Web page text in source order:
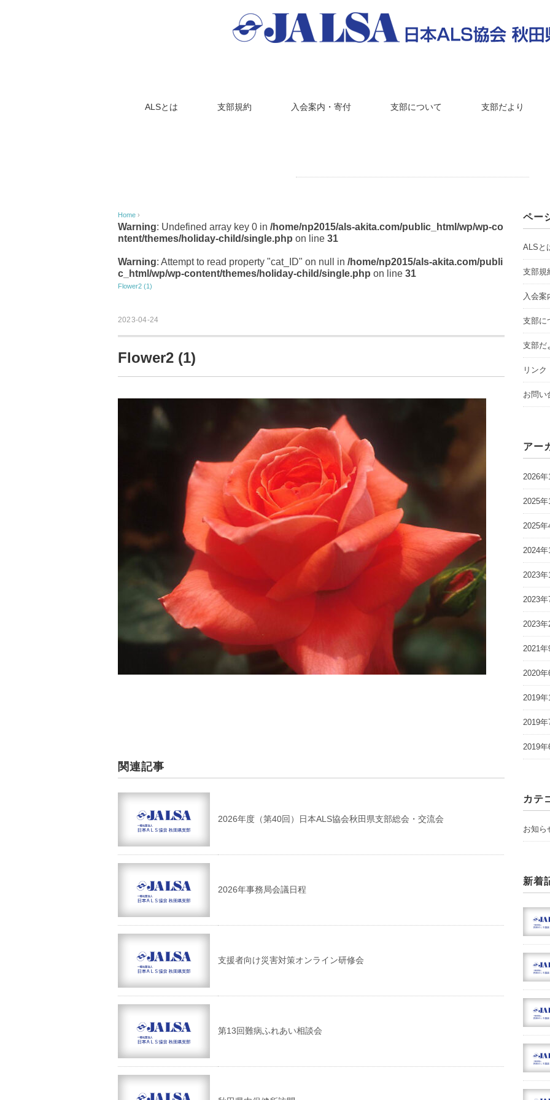
ALSとは 支部規約 入会案内・寄付 支部について 支部だより
Home ›
Warning: Undefined array key 0 in /home/np2015/als-akita.com/public_html/wp/wp-co
ntent/themes/holiday-child/single.php on line 31
Warning: Attempt to read property "cat_ID" on null in /home/np2015/als-akita.com/publi
c_html/wp/wp-content/themes/holiday-child/single.php on line 31
Flower2 (1)
2023-04-24
Flower2 (1)
関連記事
2026年度（第40回）日本ALS協会秋田県支部総会・交流会
2026年事務局会議日程
支援者向け災害対策オンライン研修会
第13回難病ふれあい相談会
ペー
ALSと
支部規
入会案
支部に
支部だ
リンク
お問い
アー
2026年
2025年
2025年
2024年
2023年
2023年
2023年
2021年
2020年
2019年
2019年
2019年
カテ
お知ら
新着